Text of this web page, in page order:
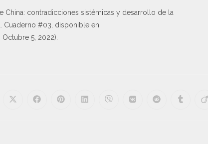
China: contradicciones sistémicas y desarrollo de la
Cuaderno #03, disponible en
5, 2022).